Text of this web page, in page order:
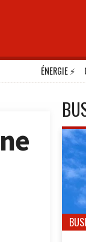
ÉNERGIE⚡